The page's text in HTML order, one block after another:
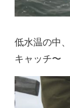
低水温の中
キャッチ〜